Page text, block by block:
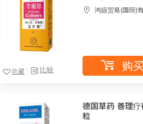
比较
收藏
鸿运贸易(国际)
购买
德国草药 善理
粒